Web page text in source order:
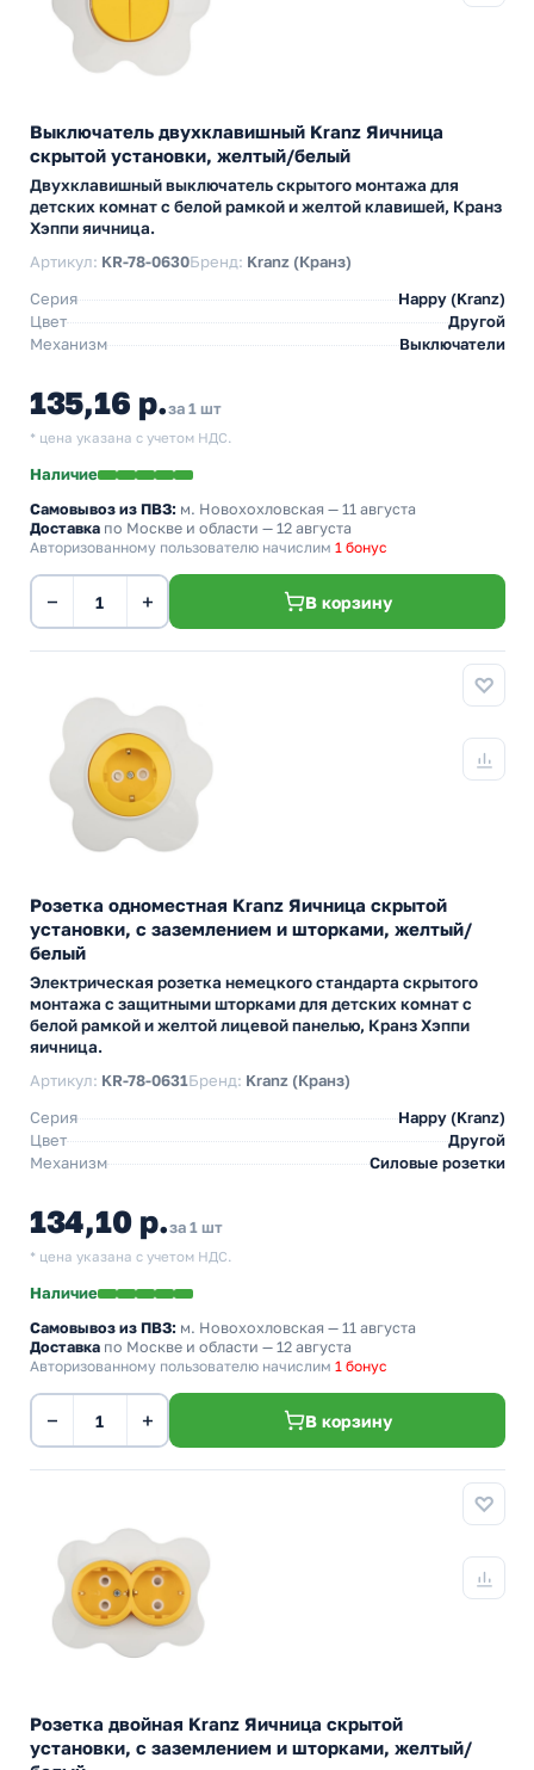
Выключатель двухклавишный Kranz Яичница
скрытой установки, желтый/белый
Двухклавишный выключатель скрытого монтажа для
детских комнат с белой рамкой и желтой клавишей, Кранз
Хэппи яичница.
Артикул: KR-78-0630Бренд: Kranz (Кранз)
Серия
Happy (Kranz)
Цвет
Другой
Механизм
Выключатели
135,16 р.за 1 шт
* цена указана с учетом НДС.
Наличие
Самовывоз из ПВЗ: м. Новохохловская — 11 августа
Доставка по Москве и области — 12 августа
Авторизованному пользователю начислим 1 бонус
− + В корзину
Розетка одноместная Kranz Яичница скрытой
установки, с заземлением и шторками, желтый/
белый
Электрическая розетка немецкого стандарта скрытого
монтажа с защитными шторками для детских комнат с
белой рамкой и желтой лицевой панелью, Кранз Хэппи
яичница.
Артикул: KR-78-0631Бренд: Kranz (Кранз)
Серия
Happy (Kranz)
Цвет
Другой
Механизм
Силовые розетки
134,10 р.за 1 шт
* цена указана с учетом НДС.
Наличие
Самовывоз из ПВЗ: м. Новохохловская — 11 августа
Доставка по Москве и области — 12 августа
Авторизованному пользователю начислим 1 бонус
− + В корзину
Розетка двойная Kranz Яичница скрытой
установки, с заземлением и шторками, желтый/